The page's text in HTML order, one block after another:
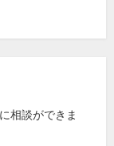
相談ができま